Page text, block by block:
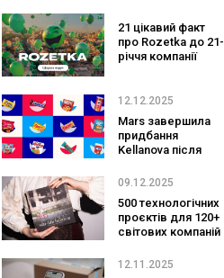
напряму з Азії
21 цікавий факт
про Rozetka до 21-
річчя компанії
12.12.2025
Mars завершила
придбання
Kellanova після
схвалення
09.12.2025
500 технологічних
проєктів для 120+
світових компаній
поділились
12.11.2025